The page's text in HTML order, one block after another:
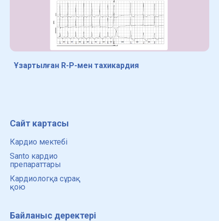
Ұзартылған R-P-мен тахикардия
Сайт картасы
Кардио мектебі
Santo кардио
препараттары
Кардиологқа сұрақ
қою
Байланыс деректері